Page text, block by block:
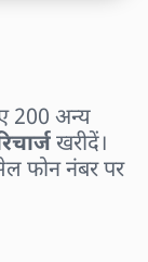
200 अन्य
खरीदें।
फोन नंबर पर